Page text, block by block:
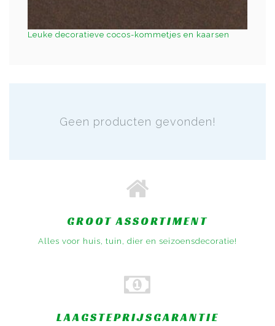
Leuke decoratieve cocos-kommetjes en kaarsen
Geen producten gevonden!
GROOT ASSORTIMENT
Alles voor huis, tuin, dier en seizoensdecoratie!
LAAGSTEPRIJSGARANTIE